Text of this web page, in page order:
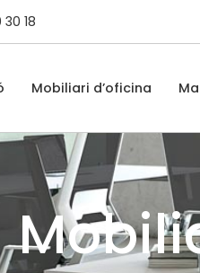
18
Mobiliari d’oficina